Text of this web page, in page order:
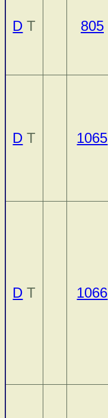
D T 805
D T 1065
D T 1066